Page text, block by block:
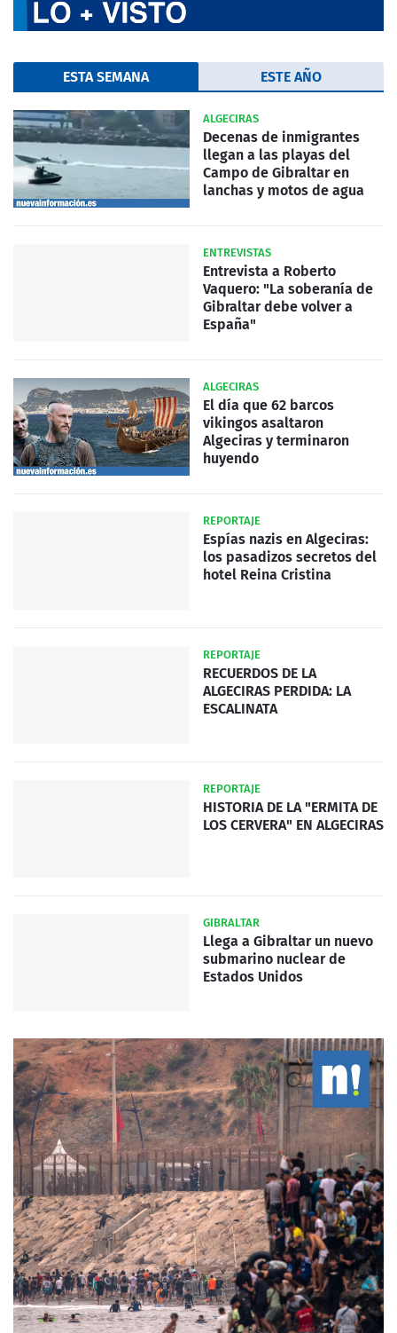
ESTA SEMANA ESTE AÑO
ALGECIRAS
Decenas de inmigrantes
llegan a las playas del
Campo de Gibraltar en
lanchas y motos de agua
ENTREVISTAS
Entrevista a Roberto
Vaquero: "La soberanía de
Gibraltar debe volver a
España"
ALGECIRAS
El día que 62 barcos
vikingos asaltaron
Algeciras y terminaron
huyendo
REPORTAJE
Espías nazis en Algeciras:
los pasadizos secretos del
hotel Reina Cristina
REPORTAJE
RECUERDOS DE LA
ALGECIRAS PERDIDA: LA
ESCALINATA
REPORTAJE
HISTORIA DE LA "ERMITA DE
LOS CERVERA" EN ALGECIRAS
GIBRALTAR
Llega a Gibraltar un nuevo
submarino nuclear de
Estados Unidos